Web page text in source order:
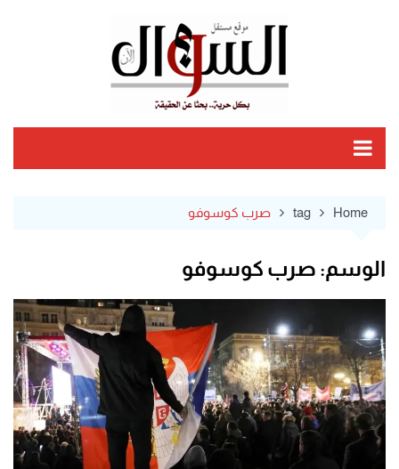
Home
tag صرب كوسوفو
الوسم: صرب كوسوفو